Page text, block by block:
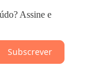
Assine e
Subscrever